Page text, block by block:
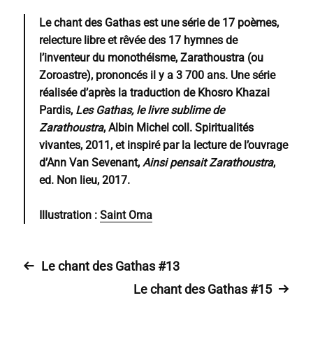
Le chant des Gathas est une série de 17 poèmes,
relecture libre et rêvée des 17 hymnes de
l’inventeur du monothéisme, Zarathoustra (ou
Zoroastre), prononcés il y a 3 700 ans. Une série
réalisée d’après la traduction de Khosro Khazai
Pardis, Les Gathas, le livre sublime de
Zarathoustra, Albin Michel coll. Spiritualités
vivantes, 2011, et inspiré par la lecture de l’ouvrage
d’Ann Van Sevenant,Ainsi pensait Zarathoustra,
ed. Non lieu, 2017.
Illustration : Saint Oma
Le chant des Gathas #13
Le chant des Gathas #15